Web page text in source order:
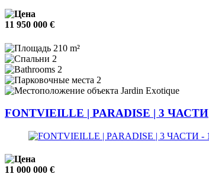
11 950 000 €
210 m²
2
2
2
Jardin Exotique
FONTVIEILLE | PARADISE | 3 ЧАСТИ
11 000 000 €